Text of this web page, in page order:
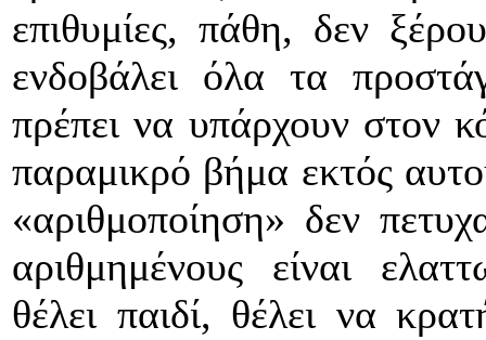
επιθυμίες, πάθη, δεν
ενδοβάλει όλα τα
πρέπει να υπάρχουν στον
παραμικρό βήμα εκτός
«αριθμοποίηση» δεν
αριθμημένους είναι
θέλει παιδί, θέλει να